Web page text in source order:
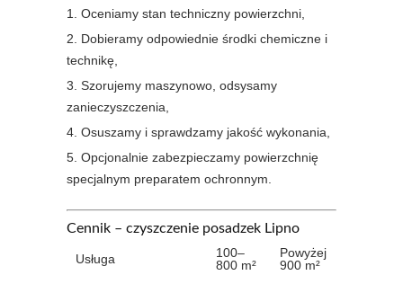
Oceniamy stan techniczny powierzchni,
Dobieramy odpowiednie środki chemiczne i
technikę,
Szorujemy maszynowo, odsysamy
zanieczyszczenia,
Osuszamy i sprawdzamy jakość wykonania,
Opcjonalnie zabezpieczamy powierzchnię
specjalnym preparatem ochronnym.
Cennik – czyszczenie posadzek Lipno
Usługa
100–
800 m²
Powyżej
900 m²